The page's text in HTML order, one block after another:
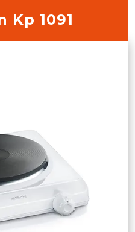
Kp 1091